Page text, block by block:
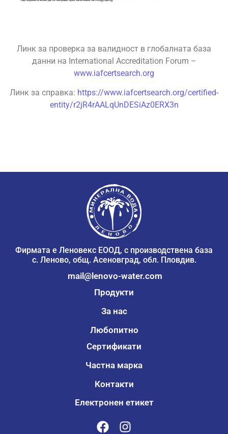
Линк за проверка за валидност в глобалната база
данни на International Accreditation Forum –
www.iafcertsearch.org
Линк за справка: https://www.iafcertsearch.org/certified-
entity/r2jR4rAALqUnDESiAz0ERX3n
Фирмата е Леновекс ЕООД, с производствена база
с. Леново, общ. Асеновград, обл. Пловдив.
mail@lenovo-water.com
Продукти
За нас
Любопитно
Сертификати
Частна марка
Контакти
Електронен етикет